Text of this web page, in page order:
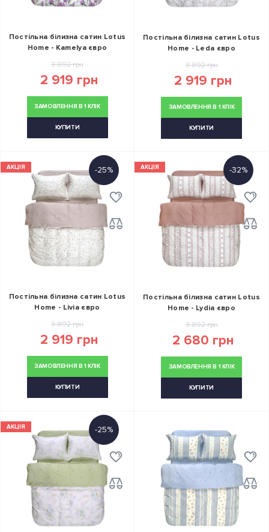
Постільна білизна сатин Lotus
Home - Kamelya євро
3 892 грн
2 919 грн
ЗАМОВЛЕННЯ В 1 КЛІК
КУПИТИ
Постільна білизна сатин Lotus
Home - Leda євро
3 892 грн
2 919 грн
ЗАМОВЛЕННЯ В 1 КЛІК
КУПИТИ
АКЦІЯ -25%
Постільна білизна сатин Lotus
Home - Livia євро
3 892 грн
2 919 грн
ЗАМОВЛЕННЯ В 1 КЛІК
КУПИТИ
АКЦІЯ -32%
Постільна білизна сатин Lotus
Home - Lydia євро
3 892 грн
2 680 грн
ЗАМОВЛЕННЯ В 1 КЛІК
КУПИТИ
АКЦІЯ -25%